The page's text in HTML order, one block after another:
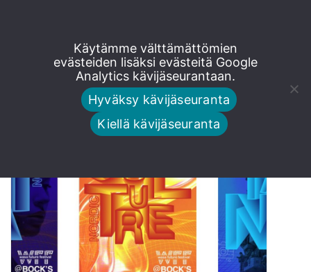
suoraan
Mika Grundström
Käytämme välttämättömien
evästeiden lisäksi evästeitä Google
Analytics kävijäseurantaan.
Hyväksy kävijäseuranta
Kiellä kävijäseuranta